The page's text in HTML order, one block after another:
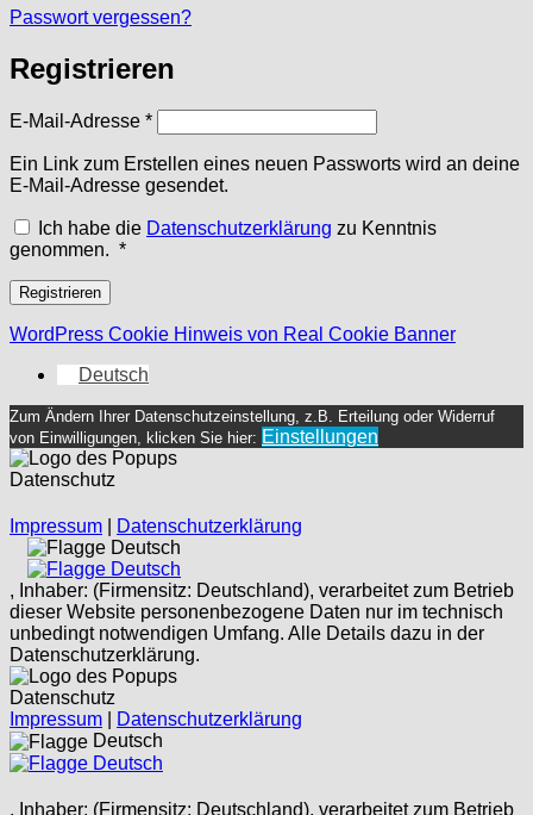
Passwort vergessen?
Registrieren
E-Mail-Adresse *Erforderlich
Ein Link zum Erstellen eines neuen Passworts wird an deine
E-Mail-Adresse gesendet.
Ich habe die Datenschutzerklärung zu Kenntnis
genommen. *Erforderlich
Registrieren
WordPress Cookie Hinweis von Real Cookie Banner
Deutsch
Zum Ändern Ihrer Datenschutzeinstellung, z.B. Erteilung oder Widerruf
von Einwilligungen, klicken Sie hier: Einstellungen
Datenschutz
Impressum
Datenschutzerklärung
Deutsch
Deutsch
, Inhaber: (Firmensitz: Deutschland), verarbeitet zum Betrieb
dieser Website personenbezogene Daten nur im technisch
unbedingt notwendigen Umfang. Alle Details dazu in der
Datenschutzerklärung.
Datenschutz
Impressum
Datenschutzerklärung
Deutsch
Deutsch
, Inhaber: (Firmensitz: Deutschland), verarbeitet zum Betrieb